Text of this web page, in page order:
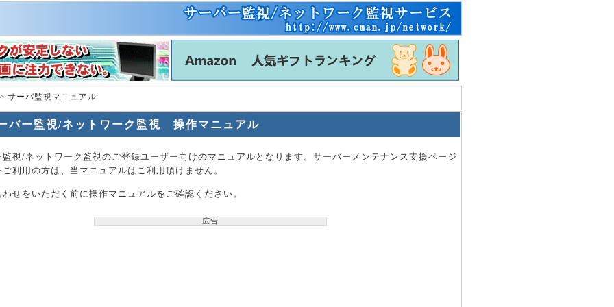
サーバ監視マニュアル
バー監視/ネットワーク監視 操作マニュアル
監視/ネットワーク監視のご登録ユーザー向けのマニュアルとなります。サーバーメンテナンス支援ページ
利用の方は、当マニュアルはご利用頂けません。
せをいただく前に操作マニュアルをご確認ください。
広告